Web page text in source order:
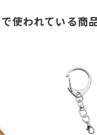
で使われている商